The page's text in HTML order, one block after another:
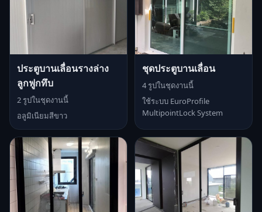
ประตูบานเลื่อนรางล่าง
ลูกฟูกทึบ
2 รูปในชุดงานนี้
อลูมิเนียมสีขาว
ชุดประตูบานเลื่อน
4 รูปในชุดงานนี้
ใช้ระบบ EuroProfile
MultipointLock System